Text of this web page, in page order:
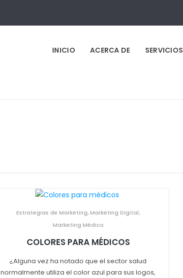
INICIO ACERCA DE SERVICIOS
Estrategias de Marketing, Marketing Digital,
Marketing Médico
COLORES PARA MÉDICOS
¿Alguna vez ha notado que el sector salud
normalmente utiliza el color azul para sus logos,